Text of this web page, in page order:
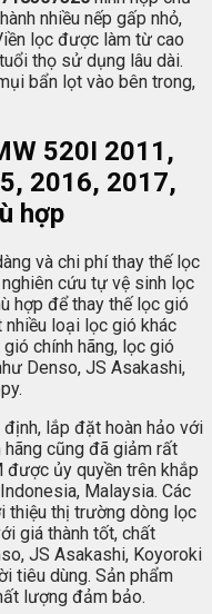
nhiều nếp gấp nhỏ,
lọc được làm từ cao
thọ sử dụng lâu dài.
bẩn lọt vào bên trong,
520I 2011,
2016, 2017,
hợp
và chi phí thay thế lọc
cứu tự vệ sinh lọc
hợp để thay thế lọc gió
loại lọc gió khác
chính hãng, lọc gió
Denso, JS Asakashi,
lắp đặt hoàn hảo với
hãng cũng đã giảm rất
được ủy quyền trên khắp
Malaysia. Các
thiệu thị trường dòng lọc
giá thành tốt, chất
JS Asakashi, Koyoroki
tiêu dùng. Sản phẩm
lượng đảm bảo.